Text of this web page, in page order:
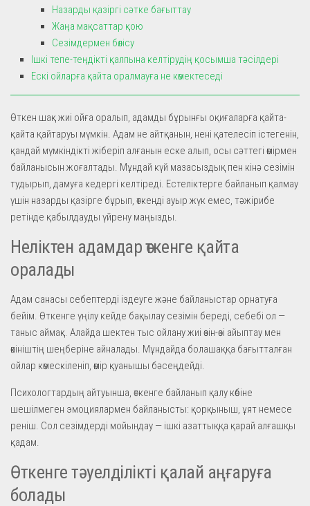
Назарды қазіргі сәтке бағыттау
Жаңа мақсаттар қою
Сезімдермен бөлісу
Ішкі тепе-теңдікті қалпына келтірудің қосымша тәсілдері
Ескі ойларға қайта оралмауға не көмектеседі
Өткен шақ жиі ойға оралып, адамды бұрынғы оқиғаларға қайта-
қайта қайтаруы мүмкін. Адам не айтқанын, нені қателесіп істегенін,
қандай мүмкіндікті жіберіп алғанын еске алып, осы сәттегі өмірмен
байланысын жоғалтады. Мұндай күй мазасыздық пен кінә сезімін
тудырып, дамуға кедергі келтіреді. Естеліктерге байланып қалмау
үшін назарды қазірге бұрып, өткенді ауыр жүк емес, тәжірибе
ретінде қабылдауды үйрену маңызды.
Неліктен адамдар өткенге қайта
оралады
Адам санасы себептерді іздеуге және байланыстар орнатуға
бейім. Өткенге үңілу кейде бақылау сезімін береді, себебі ол —
таныс аймақ. Алайда шектен тыс ойлану жиі өзін-өзі айыптау мен
өкініштің шеңберіне айналады. Мұндайда болашаққа бағытталған
ойлар көмескіленіп, өмір қуанышы бәсеңдейді.
Психологтардың айтуынша, өткенге байланып қалу көбіне
шешілмеген эмоциялармен байланысты: қорқыныш, ұят немесе
реніш. Сол сезімдерді мойындау — ішкі азаттыққа қарай алғашқы
қадам.
Өткенге тәуелділікті қалай аңғаруға
болады